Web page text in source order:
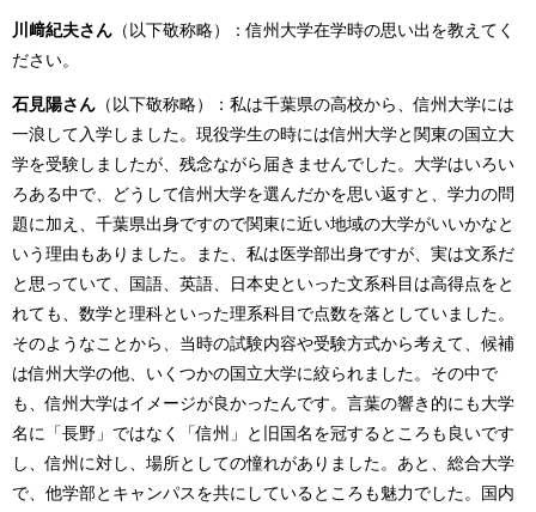
川﨑紀夫さん （以下敬称略）：信州大学在学時の思い出を教えてく
ださい。
石見陽さん （以下敬称略）：私は千葉県の高校から、信州大学には
一浪して入学しました。現役学生の時には信州大学と関東の国立大
学を受験しましたが、残念ながら届きませんでした。大学はいろい
ろある中で、どうして信州大学を選んだかを思い返すと、学力の問
題に加え、千葉県出身ですので関東に近い地域の大学がいいかなと
いう理由もありました。また、私は医学部出身ですが、実は文系だ
と思っていて、国語、英語、日本史といった文系科目は高得点をと
れても、数学と理科といった理系科目で点数を落としていました。
そのようなことから、当時の試験内容や受験方式から考えて、候補
は信州大学の他、いくつかの国立大学に絞られました。その中で
も、信州大学はイメージが良かったんです。言葉の響き的にも大学
名に「長野」ではなく「信州」と旧国名を冠するところも良いです
し、信州に対し、場所としての憧れがありました。あと、総合大学
で、他学部とキャンパスを共にしているところも魅力でした。国内